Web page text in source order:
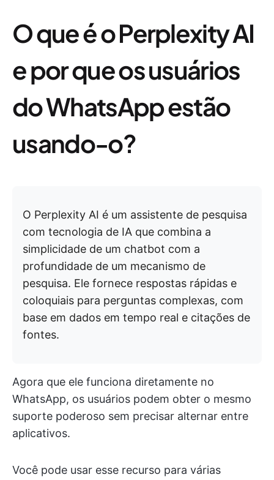
O que é o Perplexity AI
e por que os usuários
do WhatsApp estão
usando-o?
O Perplexity AI é um assistente de pesquisa
com tecnologia de IA que combina a
simplicidade de um chatbot com a
profundidade de um mecanismo de
pesquisa. Ele fornece respostas rápidas e
coloquiais para perguntas complexas, com
base em dados em tempo real e citações de
fontes.
Agora que ele funciona diretamente no
WhatsApp, os usuários podem obter o mesmo
suporte poderoso sem precisar alternar entre
aplicativos.
Você pode usar esse recurso para várias